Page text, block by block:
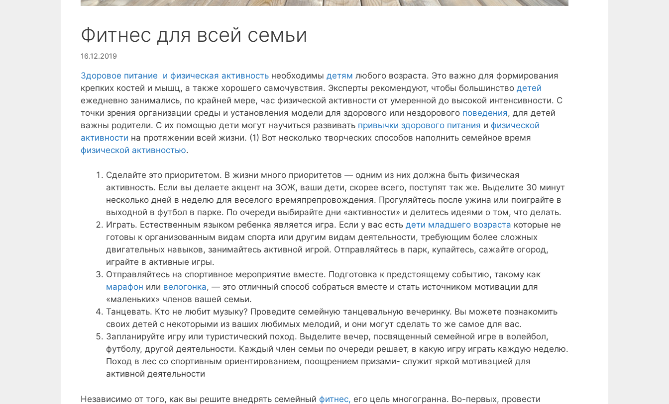
Фитнес для всей семьи
16.12.2019
Здоровое питание и физическая активность необходимы детям любого возраста. Это важно для формирования
крепких костей и мышц, а также хорошего самочувствия. Эксперты рекомендуют, чтобы большинство детей
ежедневно занимались, по крайней мере, час физической активности от умеренной до высокой интенсивности. С
точки зрения организации среды и установления модели для здорового или нездорового поведения, для детей
важны родители. С их помощью дети могут научиться развивать привычки здорового питания и физической
активности на протяжении всей жизни. (1) Вот несколько творческих способов наполнить семейное время
физической активностью.
Сделайте это приоритетом. В жизни много приоритетов — одним из них должна быть физическая
активность. Если вы делаете акцент на ЗОЖ, ваши дети, скорее всего, поступят так же. Выделите 30 минут
несколько дней в неделю для веселого времяпрепровождения. Прогуляйтесь после ужина или поиграйте в
выходной в футбол в парке. По очереди выбирайте дни «активности» и делитесь идеями о том, что делать.
Играть. Естественным языком ребенка является игра. Если у вас есть дети младшего возраста которые не
готовы к организованным видам спорта или другим видам деятельности, требующим более сложных
двигательных навыков, занимайтесь активной игрой. Отправляйтесь в парк, купайтесь, сажайте огород,
играйте в активные игры.
Отправляйтесь на спортивное мероприятие вместе. Подготовка к предстоящему событию, такому как
марафон или велогонка, — это отличный способ собраться вместе и стать источником мотивации для
«маленьких» членов вашей семьи.
Танцевать. Кто не любит музыку? Проведите семейную танцевальную вечеринку. Вы можете познакомить
своих детей с некоторыми из ваших любимых мелодий, и они могут сделать то же самое для вас.
Запланируйте игру или туристический поход. Выделите вечер, посвященный семейной игре в волейбол,
футболу, другой деятельности. Каждый член семьи по очереди решает, в какую игру играть каждую неделю.
Поход в лес со спортивным ориентированием, поощрением призами- служит яркой мотивацией для
активной деятельности
Независимо от того, как вы решите внедрять семейный фитнес, его цель многогранна. Во-первых, провести